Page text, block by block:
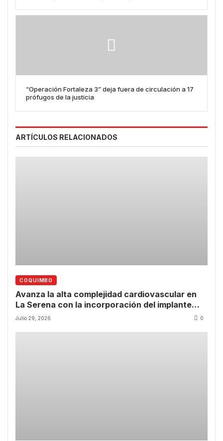
“Operación Fortaleza 3” deja fuera de circulación a 17
prófugos de la justicia
ARTÍCULOS RELACIONADOS
COQUIMBO
Avanza la alta complejidad cardiovascular en
La Serena con la incorporación del implante
valvular transcatéter
Julio 29, 2026 0